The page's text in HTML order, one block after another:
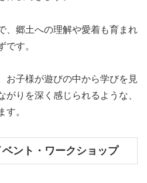
、郷土への理解や愛着も育まれ
です。
お子様が遊びの中から学びを見
りを深く感じられるような、
す。
ント・ワークショップ